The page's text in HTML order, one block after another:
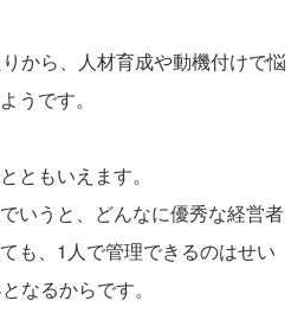
から、人材育成や動機付けで悩
うです。
ともいえます。
いうと、どんなに優秀な経営者
も、1人で管理できるのはせい
なるからです。